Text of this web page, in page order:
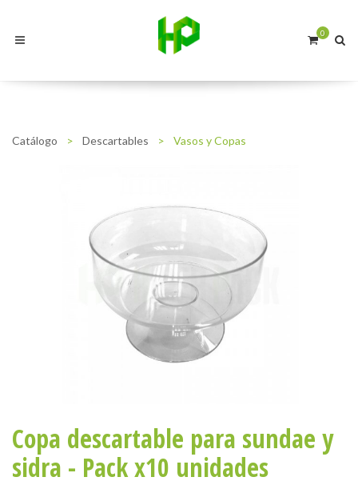
0
Catálogo > Descartables > Vasos y Copas
Copa descartable para sundae y
sidra - Pack x10 unidades